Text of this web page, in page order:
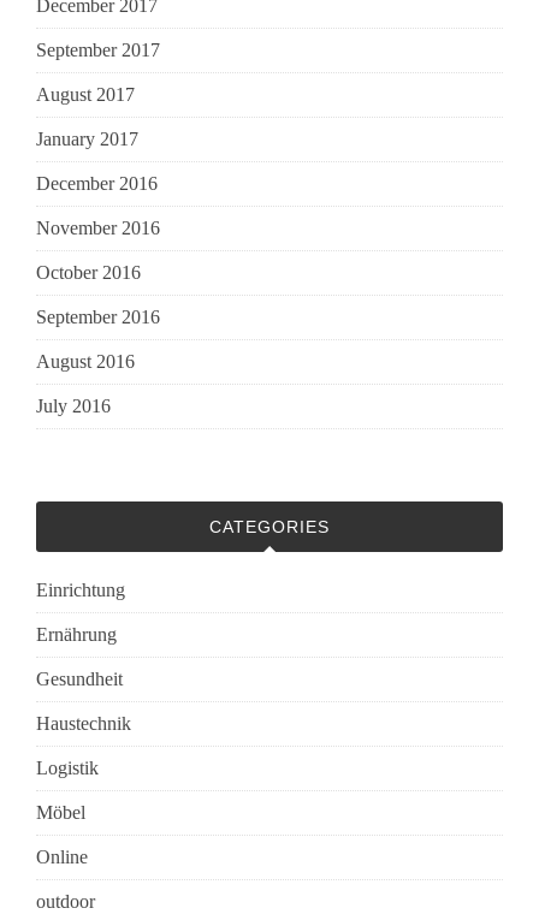
December 2017
September 2017
August 2017
January 2017
December 2016
November 2016
October 2016
September 2016
August 2016
July 2016
CATEGORIES
Einrichtung
Ernährung
Gesundheit
Haustechnik
Logistik
Möbel
Online
outdoor